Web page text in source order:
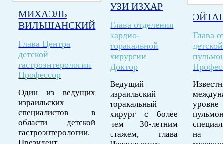
МИХАЭЛЬ
ВИЛЬШАНСКИЙ
Глава Центра
детской
гастроэнтерологии
Профессор
Один из ведущих
израильских
специалистов в
области детской
гастроэнтерологии.
Президент
УЗИ ИЗХАР
Глава отделения
кардио-
торакальной
хирургии
Доктор
Ведущий
израильский
торакальный
хирург с более
чем 30-летним
стажем, глава
Глава
детской
уровне
на